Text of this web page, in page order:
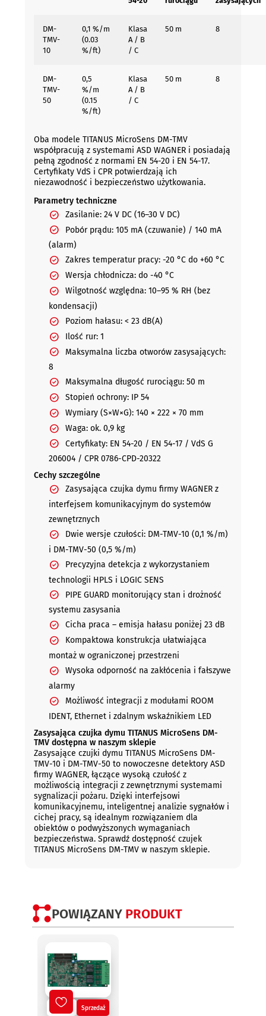
DM-
TMV-
10
0,1 %/m
(0.03
%/ft)
Klasa
A / B
/ C
50 m 8
DM-
TMV-
50
0,5
%/m
(0.15
%/ft)
Klasa
A / B
/ C
50 m 8
Oba modele TITANUS MicroSens DM-TMV
współpracują z systemami ASD WAGNER i posiadają
pełną zgodność z normami EN 54-20 i EN 54-17.
Certyfikaty VdS i CPR potwierdzają ich
niezawodność i bezpieczeństwo użytkowania.
Parametry techniczne
Zasilanie: 24 V DC (16–30 V DC)
Pobór prądu: 105 mA (czuwanie) / 140 mA
(alarm)
Zakres temperatur pracy: -20 °C do +60 °C
Wersja chłodnicza: do -40 °C
Wilgotność względna: 10–95 % RH (bez
kondensacji)
Poziom hałasu: < 23 dB(A)
Ilość rur: 1
Maksymalna liczba otworów zasysających:
8
Maksymalna długość rurociągu: 50 m
Stopień ochrony: IP 54
Wymiary (S×W×G): 140 × 222 × 70 mm
Waga: ok. 0,9 kg
Certyfikaty: EN 54-20 / EN 54-17 / VdS G
206004 / CPR 0786-CPD-20322
Cechy szczególne
Zasysająca czujka dymu firmy WAGNER z
interfejsem komunikacyjnym do systemów
zewnętrznych
Dwie wersje czułości: DM-TMV-10 (0,1 %/m)
i DM-TMV-50 (0,5 %/m)
Precyzyjna detekcja z wykorzystaniem
technologii HPLS i LOGIC SENS
PIPE GUARD monitorujący stan i drożność
systemu zasysania
Cicha praca – emisja hałasu poniżej 23 dB
Kompaktowa konstrukcja ułatwiająca
montaż w ograniczonej przestrzeni
Wysoka odporność na zakłócenia i fałszywe
alarmy
Możliwość integracji z modułami ROOM
IDENT, Ethernet i zdalnym wskaźnikiem LED
Zasysająca czujka dymu TITANUS MicroSens DM-
TMV dostępna w naszym sklepie
Zasysające czujki dymu TITANUS MicroSens DM-
TMV-10 i DM-TMV-50 to nowoczesne detektory ASD
firmy WAGNER, łączące wysoką czułość z
możliwością integracji z zewnętrznymi systemami
sygnalizacji pożaru. Dzięki interfejsowi
komunikacyjnemu, inteligentnej analizie sygnałów i
cichej pracy, są idealnym rozwiązaniem dla
obiektów o podwyższonych wymaganiach
bezpieczeństwa. Sprawdź dostępność czujek
TITANUS MicroSens DM-TMV w naszym sklepie.
POWIĄZANY PRODUKT
Nowy Sprzedaż